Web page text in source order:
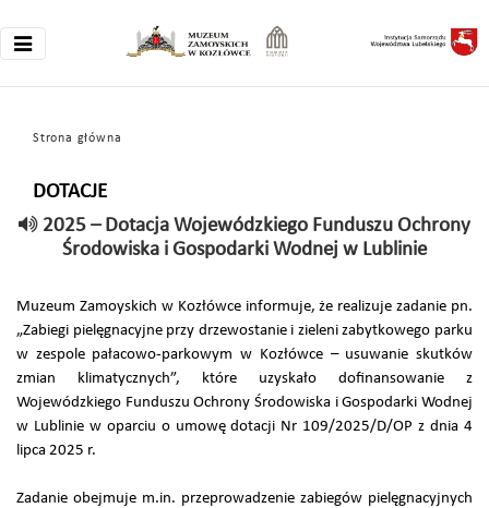
Strona główna
DOTACJE
2025 – Dotacja Wojewódzkiego Funduszu Ochrony
Środowiska i Gospodarki Wodnej w Lublinie
Muzeum Zamoyskich w Kozłówce informuje, że realizuje zadanie pn.
„Zabiegi pielęgnacyjne przy drzewostanie i zieleni zabytkowego parku
w zespole pałacowo-parkowym w Kozłówce – usuwanie skutków
zmian klimatycznych”, które uzyskało dofinansowanie z
Wojewódzkiego Funduszu Ochrony Środowiska i Gospodarki Wodnej
w Lublinie w oparciu o umowę dotacji Nr 109/2025/D/OP z dnia 4
lipca 2025 r.
Zadanie obejmuje m.in. przeprowadzenie zabiegów pielęgnacyjnych